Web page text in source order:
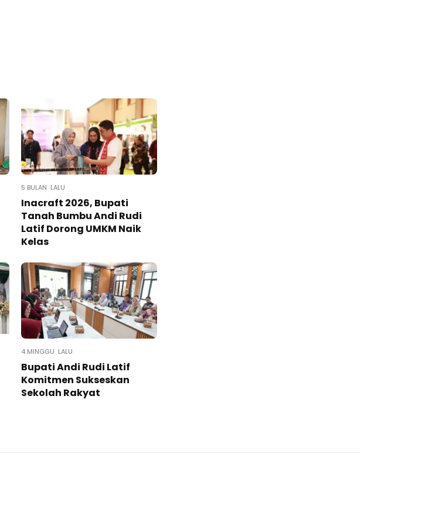
5 BULAN LALU
Inacraft 2026, Bupati
Tanah Bumbu Andi Rudi
Latif Dorong UMKM Naik
Kelas
4 MINGGU LALU
Bupati Andi Rudi Latif
Komitmen Sukseskan
Sekolah Rakyat